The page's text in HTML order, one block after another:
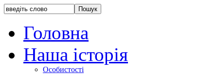
Головна
Наша історія
Особистості